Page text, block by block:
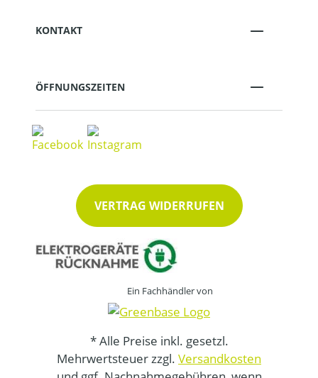
KONTAKT
ÖFFNUNGSZEITEN
VERTRAG WIDERRUFEN
Ein Fachhändler von
* Alle Preise inkl. gesetzl.
Mehrwertsteuer zzgl. Versandkosten